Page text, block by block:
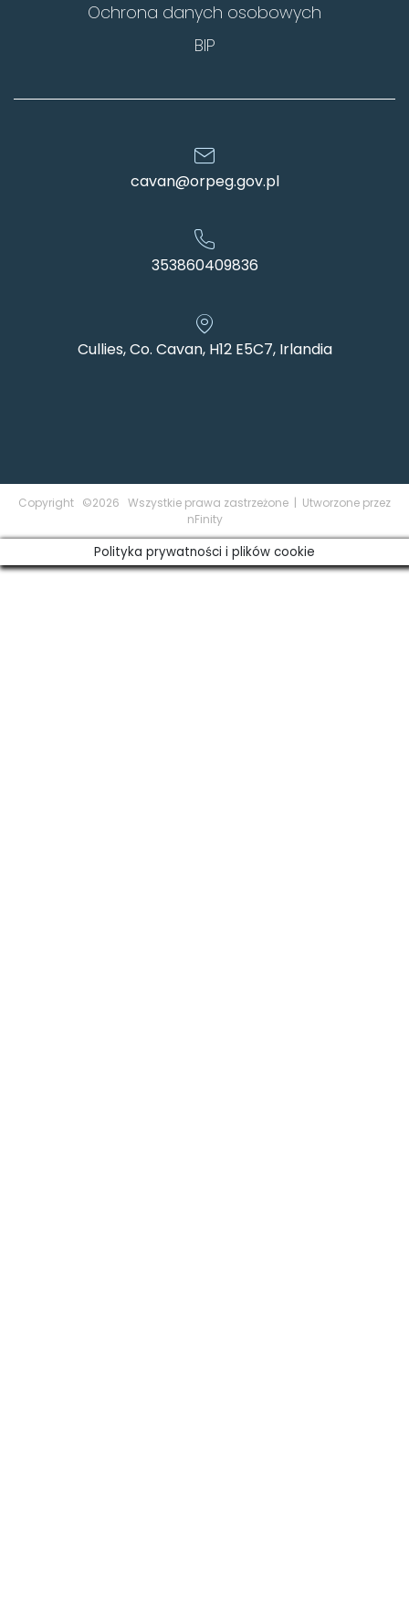
Ochrona danych osobowych
BIP
cavan@orpeg.gov.pl
353860409836
Cullies, Co. Cavan, H12 E5C7, Irlandia
Copyright ©2026 Wszystkie prawa zastrzeżone | Utworzone przez
nFinity
Polityka prywatności i plików cookie